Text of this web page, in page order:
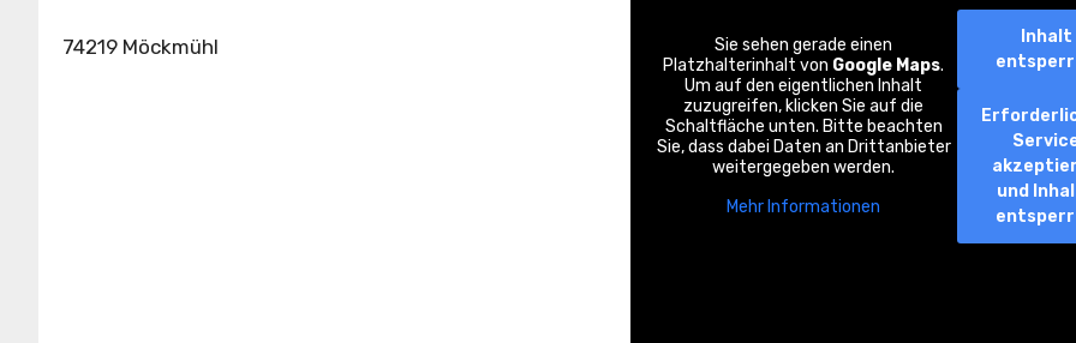
74219 Möckmühl
Sie sehen gerade einen
Platzhalterinhalt von Google Maps.
Um auf den eigentlichen Inhalt
zuzugreifen, klicken Sie auf die
Schaltfläche unten. Bitte beachten
Sie, dass dabei Daten an Drittanbieter
weitergegeben werden.
Mehr Informationen
Inhalt
und